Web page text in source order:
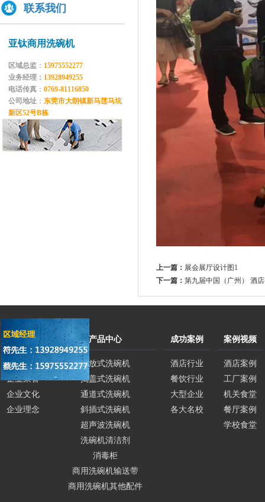
商用洗碗机开机关机操作流程及不合适洗那些餐具
亚钛洗碗机参展第三十三届上海国际酒店及餐饮业博览会
学校食堂采购洗碗机的必要性分析
洗碗机比手洗更卫生？更节水？更高效？
你们学校还没有用上学校食堂洗碗机吗？
联系我们
亚钛商用洗碗机
区域总监 ： 15975552277
业务经理： 13928949255
电话传真 ： 0769-81116850
公司地址 ： 东莞市大朗镇新马莲马坑
新区52号B栋
上一篇： 展会展厅设计图1
下一篇： 第九届中国（广州） 酒
关于我们 产品中心 成功案例 案例视频
公司简介
企业荣誉
企业文化
企业理念
平放式洗碗机
揭盖式洗碗机
通道式洗碗机
斜插式洗碗机
超声波洗碗机
洗碗机清洁剂
消毒柜
商用洗碗机输送带
商用洗碗机其他配件
酒店行业
餐饮行业
大型企业
各大名校
酒店案例
工厂案例
机关食堂
餐厅案例
学校食堂